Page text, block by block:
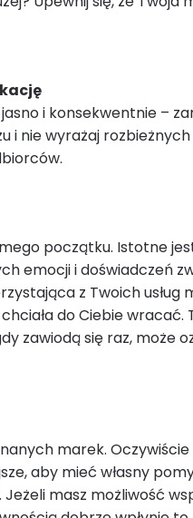
i konsekwentnie –
i nie wyrażaj
początku. Istotne
emocji i doświadczeń
z Twoich usług
do Ciebie wracać.
zawiodą się raz, może
marek.
aby mieć własny
masz możliwość